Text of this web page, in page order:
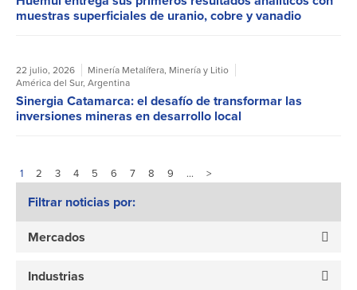
Filtrar noticias por:
Mercados
Industrias
muestras superficiales de uranio, cobre y vanadio
22 julio, 2026 Minería Metalífera, Minería y Litio
América del Sur, Argentina
Sinergia Catamarca: el desafío de transformar las
inversiones mineras en desarrollo local
1 2 3 4 5 6 7 8 9 … >